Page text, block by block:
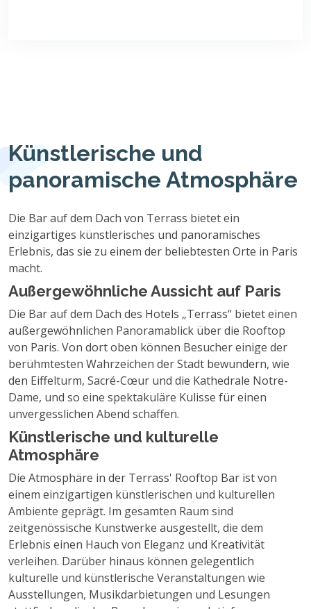
Künstlerische und
panoramische Atmosphäre
Die Bar auf dem Dach von Terrass bietet ein
einzigartiges künstlerisches und panoramisches
Erlebnis, das sie zu einem der beliebtesten Orte in Paris
macht.
Außergewöhnliche Aussicht auf Paris
Die Bar auf dem Dach des Hotels „Terrass“ bietet einen
außergewöhnlichen Panoramablick über die Rooftop
von Paris. Von dort oben können Besucher einige der
berühmtesten Wahrzeichen der Stadt bewundern, wie
den Eiffelturm, Sacré-Cœur und die Kathedrale Notre-
Dame, und so eine spektakuläre Kulisse für einen
unvergesslichen Abend schaffen.
Künstlerische und kulturelle
Atmosphäre
Die Atmosphäre in der Terrass' Rooftop Bar ist von
einem einzigartigen künstlerischen und kulturellen
Ambiente geprägt. Im gesamten Raum sind
zeitgenössische Kunstwerke ausgestellt, die dem
Erlebnis einen Hauch von Eleganz und Kreativität
verleihen. Darüber hinaus können gelegentlich
kulturelle und künstlerische Veranstaltungen wie
Ausstellungen, Musikdarbietungen und Lesungen